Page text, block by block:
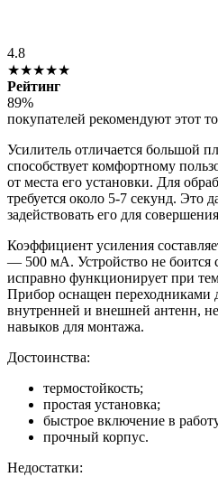
4.8
★★★★★
Рейтинг
89%
покупателей рекомендуют этот
Усилитель отличается большой
способствует комфортному
от места его установки. Для
требуется около 5-7 секунд. Это
задействовать его для
Коэффициент усиления
— 500 мА. Устройство не боится
исправно функционирует при
Прибор оснащен переходниками
внутренней и внешней антенн,
навыков для монтажа.
Достоинства:
термостойкость;
простая установка;
быстрое включение в
прочный корпус.
Недостатки: